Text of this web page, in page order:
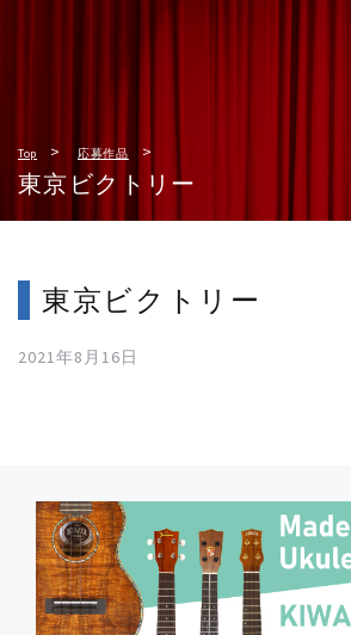
Top 応募作品
東京ビクトリー
東京ビクトリー
2021年8月16日